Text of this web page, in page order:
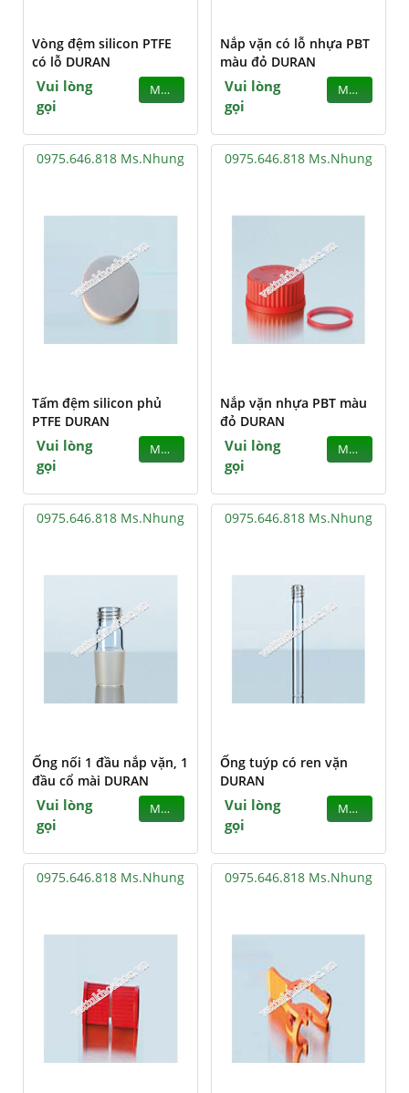
Vòng đệm silicon PTFE
có lỗ DURAN
Vui lòng
gọi
MUA
Nắp vặn có lỗ nhựa PBT
màu đỏ DURAN
Vui lòng
gọi
MUA
0975.646.818 Ms.Nhung
Tấm đệm silicon phủ
PTFE DURAN
Vui lòng
gọi
MUA
0975.646.818 Ms.Nhung
Nắp vặn nhựa PBT màu
đỏ DURAN
Vui lòng
gọi
MUA
0975.646.818 Ms.Nhung
Ống nối 1 đầu nắp vặn, 1
đầu cổ mài DURAN
Vui lòng
gọi
MUA
0975.646.818 Ms.Nhung
Ống tuýp có ren vặn
DURAN
Vui lòng
gọi
MUA
0975.646.818 Ms.Nhung 0975.646.818 Ms.Nhung